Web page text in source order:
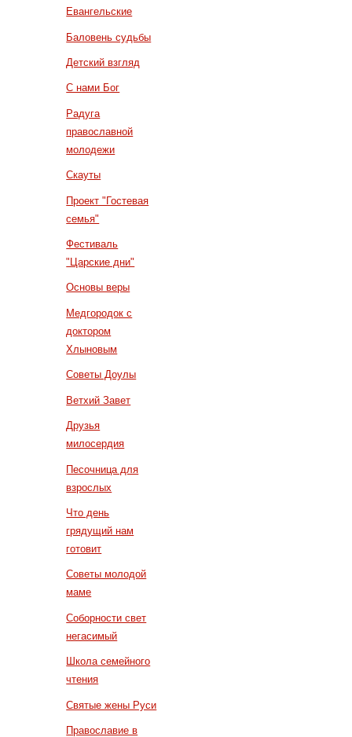
Евангельские
Баловень судьбы
Детский взгляд
С нами Бог
Радуга
православной
молодежи
Скауты
Проект "Гостевая
семья"
Фестиваль
"Царские дни"
Основы веры
Медгородок с
доктором
Хлыновым
Советы Доулы
Ветхий Завет
Друзья
милосердия
Песочница для
взрослых
Что день
грядущий нам
готовит
Советы молодой
маме
Соборности свет
негасимый
Школа семейного
чтения
Святые жены Руси
Православие в